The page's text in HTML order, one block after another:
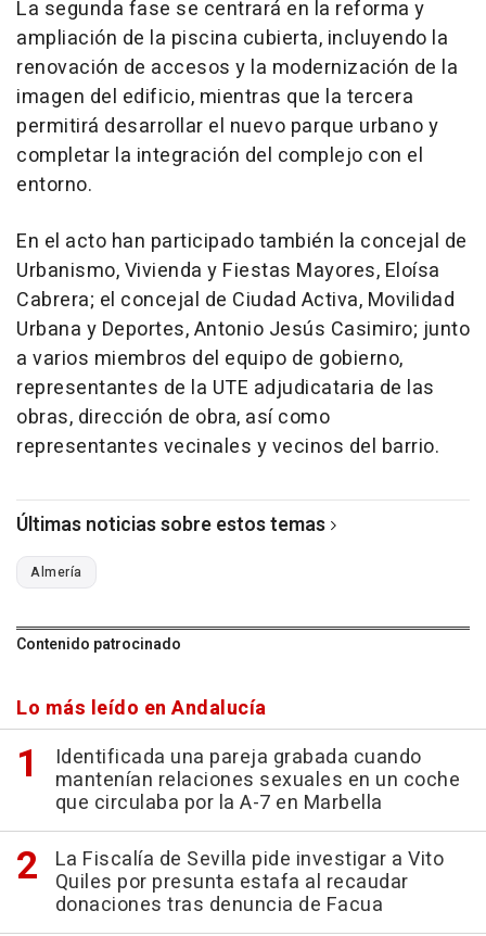
La segunda fase se centrará en la reforma y
ampliación de la piscina cubierta, incluyendo la
renovación de accesos y la modernización de la
imagen del edificio, mientras que la tercera
permitirá desarrollar el nuevo parque urbano y
completar la integración del complejo con el
entorno.
En el acto han participado también la concejal de
Urbanismo, Vivienda y Fiestas Mayores, Eloísa
Cabrera; el concejal de Ciudad Activa, Movilidad
Urbana y Deportes, Antonio Jesús Casimiro; junto
a varios miembros del equipo de gobierno,
representantes de la UTE adjudicataria de las
obras, dirección de obra, así como
representantes vecinales y vecinos del barrio.
Últimas noticias sobre estos temas
Almería
Contenido patrocinado
Lo más leído en Andalucía
Identificada una pareja grabada cuando
mantenían relaciones sexuales en un coche
que circulaba por la A-7 en Marbella
La Fiscalía de Sevilla pide investigar a Vito
Quiles por presunta estafa al recaudar
donaciones tras denuncia de Facua